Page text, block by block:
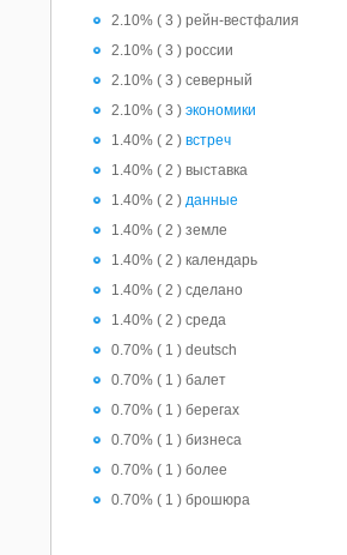
2.10% ( 3 ) рейн-вестфалия
2.10% ( 3 ) россии
2.10% ( 3 ) северный
2.10% ( 3 ) экономики
1.40% ( 2 ) встреч
1.40% ( 2 ) выставка
1.40% ( 2 ) данные
1.40% ( 2 ) земле
1.40% ( 2 ) календарь
1.40% ( 2 ) сделано
1.40% ( 2 ) среда
0.70% ( 1 ) deutsch
0.70% ( 1 ) балет
0.70% ( 1 ) берегах
0.70% ( 1 ) бизнеса
0.70% ( 1 ) более
0.70% ( 1 ) брошюра